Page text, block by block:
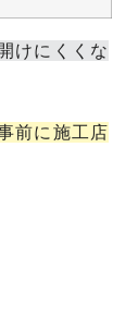
けにくくな
前に施工店